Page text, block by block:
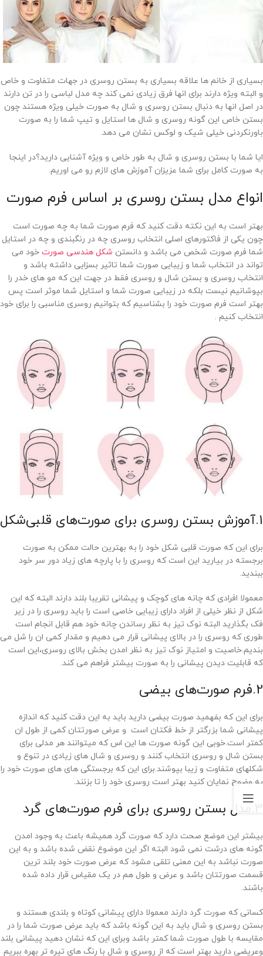
بسیاری از خانم ها علاقه بسیاری به بستن روسری در جهات متفاوت و خاص
و البته ویژه دارند برای انها فرق زیادی نمی کند چه مدل لباسی را در تن دارند
در اصل انها به دنبال بستن روسری و شال به صورت خیلی ویژه هستند چون
بستن خاص این گونه روسری و شال ها استایل و تیپ شما را به صورت
باورنکردنی خیلی شیک و لوکس نشان می دهد.
ایا شما با بستن روسری و شال به طور خاص و ویژه آشنایی دارید؟در اینجا
به صورت کامل برای شما عزیزان آموزش های لازم رو می اوریم.
انواع مدل بستن روسری بر اساس فرم صورت
بهتر است به این نکته دقت کنید که فرم صورت شما به چه صورت است
چون یکی از فاکتورهای اصلی انتخاب روسری چه در رنگبندی و چه در استایل
شما فرم صورت شخص می باشد و دانستن شکل هندسی صورت خود می
تواند در انتخاب شما و زیبایی صورت شما تاثیر بسزایی داشته باشد و
انتخاب روسری و بستن شال و روسری فقط در جهت این که مو های خدر را
بپوشانیم نیست بلکه در زیبایی صورت شما و استایل شما موثر است پس
بهتر است فرم صورت خود را بشناسیم که بتوانیم روسری مناسبی را برای خود
انتخاب کنیم .
1.آموزش بستن روسری برای صورت‌های قلبی‌شکل
برای این که صورت قلبی شکل خود را به بهترین حالت ممکن به صورت
برجسته در بیارید این است که روسری را با پارچه های زیاد دور سر خود
ببندید.
معمولا افرادی که چانه های کوچک و پیشانی تقریبا بلند دارند البته که این
شکل از نظر خیلی از افراد دارای زیبایی خاصی است را باید روسری را در زیر
فک بگذارید البته نوک تیز به نظر رساندن چانه خود هم قابل انجام است
طوری که روسری را در بالای پیشانی قرار می دهیم و مقدار کمی ان را شل می
بندیم.خاصیت و امتیاز نوک تیز به نظر امدن بخش بالای روسری،این است
که قابلیت دیدن پیشانی را به صورت بیشتر فراهم می کند.
2.فرم صورت‌های بیضی
برای این که بفهمید صورت بیضی دارید باید به این دقت کنید که اندازه
پیشانی شما بزرگتر از خط فکتان است و عرض صورتتان کمی از طول ان
کمتر است.خوبی این گونه صورت ها این اس که میتوانند هر مدلی برای
بستن شال و روسری انتخاب کنند و روسری و شال های زیادی در تنوع و
شکلهای متفاوت و زیبا بپوشند.برای این که برجستگی های های صورت خود را
به وضوح نمایان کنید بهتر است روسری خود را تا بزنند.
بیشتر این موضع صحت دارد که صورت گرد همیشه باعث به وجود امدن
گونه های درشت نمی شود البته اگر این موضوع نقض شده باشد و به این
صورت نباشد به این معنی تلقی مشود که عرض صورت خود بلند ترین
قسمت صورتتان باشد و عرض و طول هم در یک مقیاس قرار داده شده
باشند.
کسانی که صورت گرد دارند معمولا دارای پیشانی کوتاه و بلندی هستند و
بستن روسری و شال باید به این گونه باشد که باید عرض صورت شما را در
مقایسه با طول صورت شما کمتر باشد وبرای این که نشان دهید پیشانی بلند
وعریضی دارید بهتر است که از روسری و شال با رنگ های تیره تر بهره ببریم